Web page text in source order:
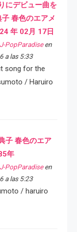
にデビュー曲を
春色のエアメ
年 02月 17日
PopParadiseen
a las 5:33
song for the
/ Haruiro
子 春色のエア
年
PopParadiseen
a las 5:23
/ haruiro